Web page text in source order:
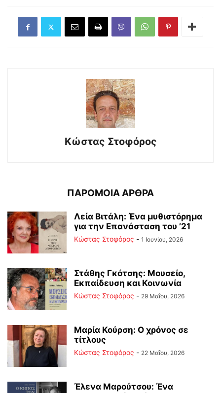
Κώστας Στοφόρος
ΠΑΡΟΜΟΙΑ ΑΡΘΡΑ
Λεία Βιτάλη: Ένα μυθιστόρημα
για την Επανάσταση του ’21
Κώστας Στοφόρος - 1 Ιουνίου, 2026
Στάθης Γκότσης: Μουσείο,
Εκπαίδευση και Κοινωνία
Κώστας Στοφόρος - 29 Μαΐου, 2026
Μαρία Κούρση: Ο χρόνος σε
τίτλους
Κώστας Στοφόρος - 22 Μαΐου, 2026
Έλενα Μαρούτσου: Ένα